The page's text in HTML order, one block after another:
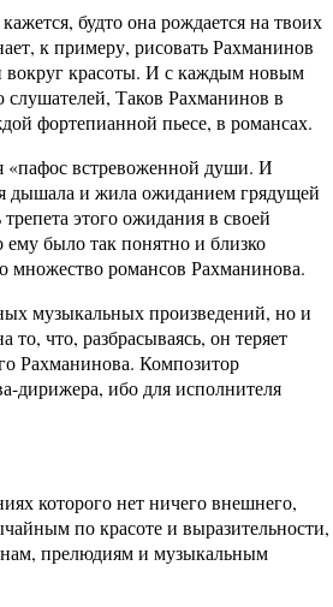
будто она рождается на твоих
к примеру, рисовать Рахманинов
вокруг красоты. И с каждым новым
слушателей, Таков Рахманинов в
фортепианной пьесе, в романсах.
«пафос встревоженной души. И
дышала и жила ожиданием грядущей
этого ожидания в своей
ему было так понятно и близко
множество романсов Рахманинова.
музыкальных произведений, но и
что, разбрасываясь, он теряет
Рахманинова. Композитор
дирижера, ибо для исполнителя
которого нет ничего внешнего,
по красоте и выразительности,
прелюдиям и музыкальным